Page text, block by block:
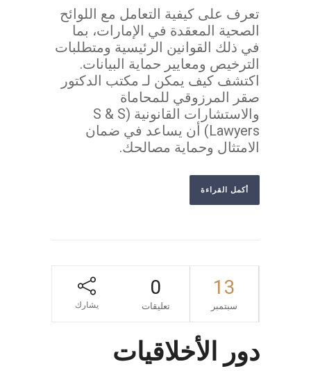
تعرف على كيفية التعامل مع اللوائح
الصحية المعقدة في الإمارات، بما
في ذلك القوانين الرئيسية ومتطلبات
الترخيص ومعايير حماية البيانات.
اكتشف كيف يمكن لـ مكتب الدكتور
صقر المرزوقي للمحاماة
والاستشارات القانونية (S & S
Lawyers) أن يساعد في ضمان
الامتثال وحماية مصالحك.
أكمل القراءة
13
سبتمبر
0
تعليقات يشارك
دور الأخلاقيات